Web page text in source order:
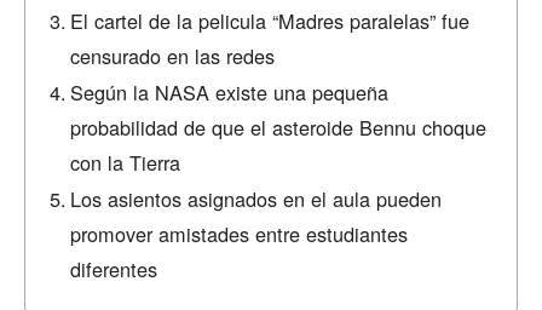
El cartel de la pelicula “Madres paralelas” fue
censurado en las redes
Según la NASA existe una pequeña
probabilidad de que el asteroide Bennu choque
con la Tierra
Los asientos asignados en el aula pueden
promover amistades entre estudiantes
diferentes